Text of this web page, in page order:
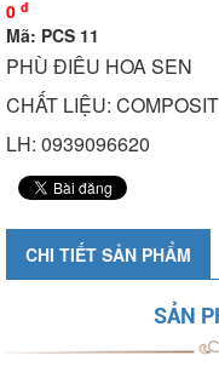
0 đ
Mã: PCS 11
PHÙ ĐIÊU HOA SEN
CHẤT LIỆU:
LH: 0939096620
CHI TIẾT SẢN PHẨM
SẢN